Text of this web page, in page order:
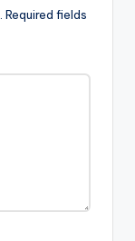
Required fields